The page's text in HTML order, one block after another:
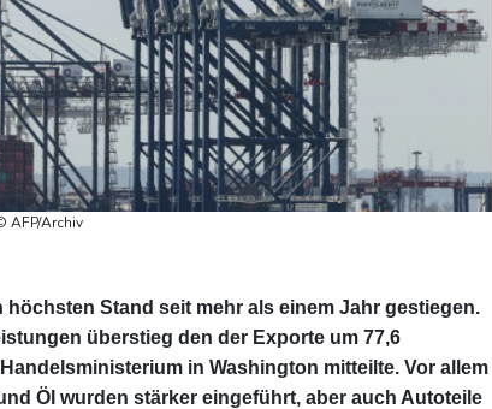
AFP/Archiv
höchsten Stand seit mehr als einem Jahr gestiegen.
überstieg den der Exporte um 77,6
in Washington mitteilte. Vor allem
Öl wurden stärker eingeführt, aber auch Autoteile